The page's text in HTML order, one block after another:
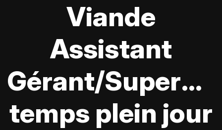
Viande
Assistant
Gérant/
temps plein jour